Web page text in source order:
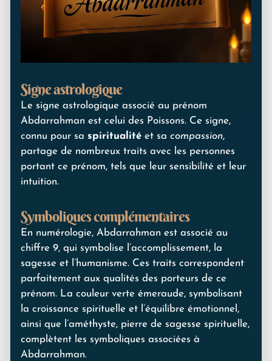
Signe astrologique
Le signe astrologique associé au prénom
Abdarrahman est celui des Poissons. Ce signe,
connu pour sa spiritualité et sa compassion,
partage de nombreux traits avec les personnes
portant ce prénom, tels que leur sensibilité et leur
intuition.
Symboliques complémentaires
En numérologie, Abdarrahman est associé au
chiffre 9, qui symbolise l’accomplissement, la
sagesse et l’humanisme. Ces traits correspondent
parfaitement aux qualités des porteurs de ce
prénom. La couleur verte émeraude, symbolisant
la croissance spirituelle et l’équilibre émotionnel,
ainsi que l’améthyste, pierre de sagesse spirituelle,
complètent les symboliques associées à
Abdarrahman.